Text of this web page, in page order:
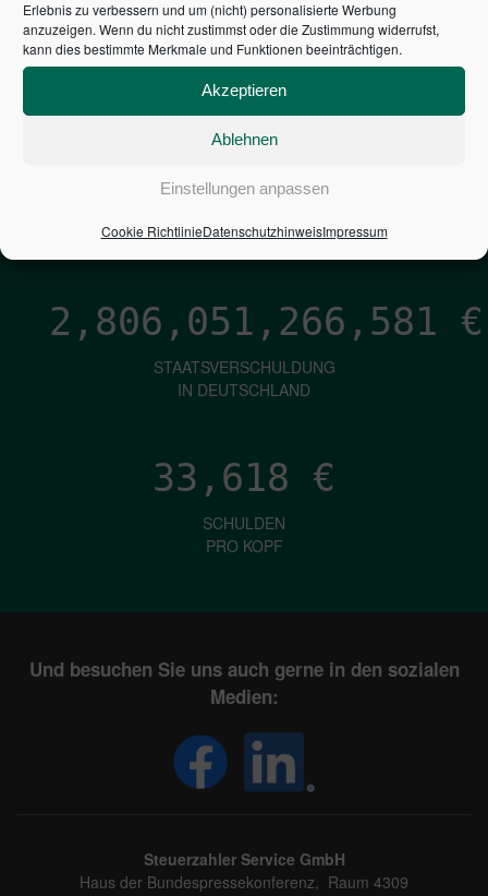
Erlebnis zu verbessern und um (nicht) personalisierte Werbung
anzuzeigen. Wenn du nicht zustimmst oder die Zustimmung widerrufst,
kann dies bestimmte Merkmale und Funktionen beeinträchtigen.
Akzeptieren
Ablehnen
Einstellungen anpassen
Cookie RichtlinieDatenschutzhinweisImpressum
7,052€
NEUVERSCHULDUNG
PRO SEKUNDE
2,806,051,267,815 €
STAATSVERSCHULDUNG
IN DEUTSCHLAND
33,618 €
SCHULDEN
PRO KOPF
Und besuchen Sie uns auch gerne in den sozialen
Medien:
Steuerzahler Service GmbH
Haus der Bundespressekonferenz, Raum 4309